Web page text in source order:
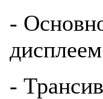
-
-